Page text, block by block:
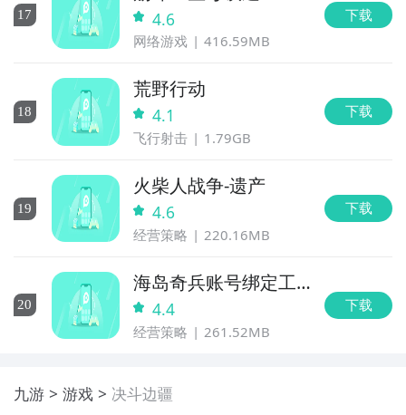
17 4.6
网络游戏 416.59MB
下载
18
荒野行动
4.1
飞行射击 1.79GB
下载
19
火柴人战争-遗产
4.6
经营策略 220.16MB
下载
20
海岛奇兵账号绑定工
具 4.4
经营策略 261.52MB
下载
九游 游戏 决斗边疆